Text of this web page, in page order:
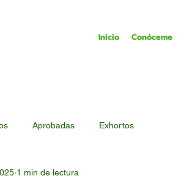
Inicio Conóceme
Aprobadas Exhortos
1 min de lectura